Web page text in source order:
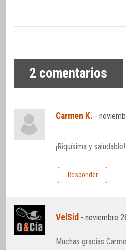
2 comentarios
Carmen K. -
¡Riquísima y saludable!
Responder
VelSid -noviembre
Muchas gracias